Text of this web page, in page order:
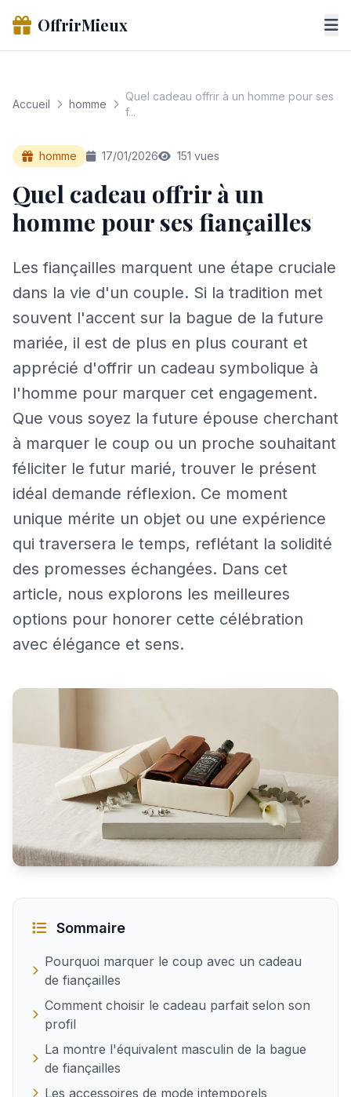
OffrirMieux
Accueil homme
Quel cadeau offrir à un homme pour ses
f...
homme 17/01/2026 151 vues
Quel cadeau offrir à un
homme pour ses fiançailles
Les fiançailles marquent une étape cruciale
dans la vie d'un couple. Si la tradition met
souvent l'accent sur la bague de la future
mariée, il est de plus en plus courant et
apprécié d'offrir un cadeau symbolique à
l'homme pour marquer cet engagement.
Que vous soyez la future épouse cherchant
à marquer le coup ou un proche souhaitant
féliciter le futur marié, trouver le présent
idéal demande réflexion. Ce moment
unique mérite un objet ou une expérience
qui traversera le temps, reflétant la solidité
des promesses échangées. Dans cet
article, nous explorons les meilleures
options pour honorer cette célébration
avec élégance et sens.
Sommaire
Pourquoi marquer le coup avec un cadeau
de fiançailles
Comment choisir le cadeau parfait selon son
profil
La montre l'équivalent masculin de la bague
de fiançailles
Les accessoires de mode intemporels